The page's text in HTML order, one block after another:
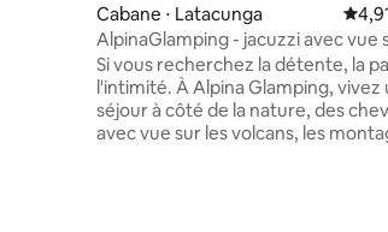
Cabane ⋅ Latacunga
AlpinaGlamping - jacuzzi avec vue
montagnes
Si vous recherchez la détente, la
l'intimité. À Alpina Glamping, vivez
séjour à côté de la nature, des
avec vue sur les volcans, les